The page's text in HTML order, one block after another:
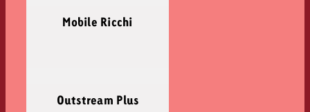
Mobile Ricchi
Outstream Plus